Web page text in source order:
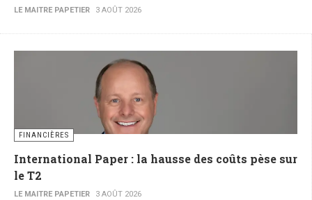
LE MAITRE PAPETIER 3 AOÛT 2026
FINANCIÈRES
International Paper : la hausse des coûts pèse sur
le T2
LE MAITRE PAPETIER 3 AOÛT 2026